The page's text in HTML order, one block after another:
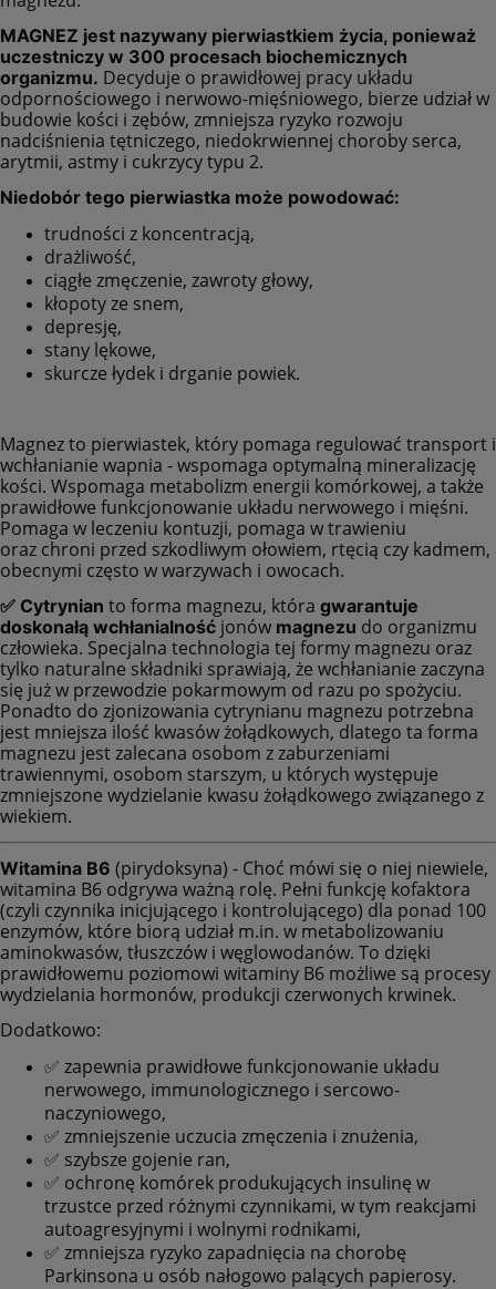
MAGNEZ jest nazywany pierwiastkiem życia, ponieważ
uczestniczy w 300 procesach biochemicznych
organizmu. Decyduje o prawidłowej pracy układu
odpornościowego i nerwowo-mięśniowego, bierze udział w
budowie kości i zębów, zmniejsza ryzyko rozwoju
nadciśnienia tętniczego, niedokrwiennej choroby serca,
arytmii, astmy i cukrzycy typu 2.
Niedobór tego pierwiastka może powodować:
trudności z koncentracją,
drażliwość,
ciągłe zmęczenie, zawroty głowy,
kłopoty ze snem,
depresję,
stany lękowe,
skurcze łydek i drganie powiek.
Magnez to pierwiastek, który pomaga regulować transport i
wchłanianie wapnia - wspomaga optymalną mineralizację
kości. Wspomaga metabolizm energii komórkowej, a także
prawidłowe funkcjonowanie układu nerwowego i mięśni.
Pomaga w leczeniu kontuzji, pomaga w trawieniu
oraz chroni przed szkodliwym ołowiem, rtęcią czy kadmem,
obecnymi często w warzywach i owocach.
✅ Cytrynian to forma magnezu, która gwarantuje
doskonałą wchłanialność jonów magnezu do organizmu
człowieka. Specjalna technologia tej formy magnezu oraz
tylko naturalne składniki sprawiają, że wchłanianie zaczyna
się już w przewodzie pokarmowym od razu po spożyciu.
Ponadto do zjonizowania cytrynianu magnezu potrzebna
jest mniejsza ilość kwasów żołądkowych, dlatego ta forma
magnezu jest zalecana osobom z zaburzeniami
trawiennymi, osobom starszym, u których występuje
zmniejszone wydzielanie kwasu żołądkowego związanego z
wiekiem.
Witamina B6 (pirydoksyna) - Choć mówi się o niej niewiele,
witamina B6 odgrywa ważną rolę. Pełni funkcję kofaktora
(czyli czynnika inicjującego i kontrolującego) dla ponad 100
enzymów, które biorą udział m.in. w metabolizowaniu
aminokwasów, tłuszczów i węglowodanów. To dzięki
prawidłowemu poziomowi witaminy B6 możliwe są procesy
wydzielania hormonów, produkcji czerwonych krwinek.
Dodatkowo:
✅ zapewnia prawidłowe funkcjonowanie układu
nerwowego, immunologicznego i sercowo-
naczyniowego,
✅ zmniejszenie uczucia zmęczenia i znużenia,
✅ szybsze gojenie ran,
✅ ochronę komórek produkujących insulinę w
trzustce przed różnymi czynnikami, w tym reakcjami
autoagresyjnymi i wolnymi rodnikami,
✅ zmniejsza ryzyko zapadnięcia na chorobę
Parkinsona u osób nałogowo palących papierosy.